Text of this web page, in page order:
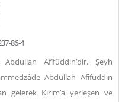
86-4
Afîfüddin’dir. Şeyh
Abdullah Afîfüddin
gelerek Kırım’a yerleşen ve